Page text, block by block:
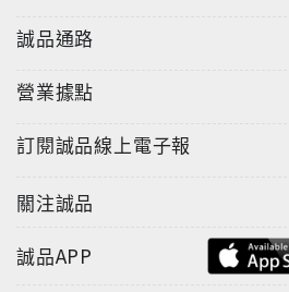
誠品通路
營業據點
訂閱誠品線上電子報
關注誠品
誠品APP